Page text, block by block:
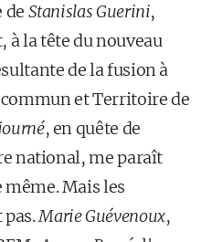
de Stanislas Guerini,
à la tête du nouveau
de la fusion à
et Territoire de
, en quête de
national, me paraît
Mais les
pas.Marie Guévenoux,